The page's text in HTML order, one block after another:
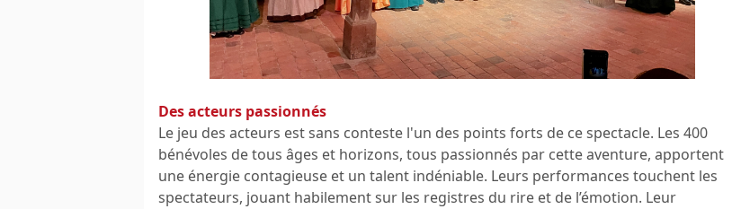
Des acteurs passionnés
Le jeu des acteurs est sans conteste l'un des points forts de ce spectacle. Les 400
bénévoles de tous âges et horizons, tous passionnés par cette aventure, apportent
une énergie contagieuse et un talent indéniable. Leurs performances touchent les
spectateurs, jouant habilement sur les registres du rire et de l’émotion. Leur